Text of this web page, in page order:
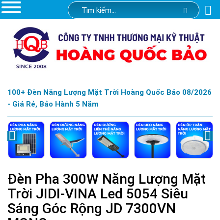
100+ Đèn Năng Lượng Mặt Trời Hoàng Quốc Bảo 08/2026
- Giá Rẻ, Bảo Hành 5 Năm
Đèn Pha 300W Năng Lượng Mặt
Trời JIDI-VINA Led 5054 Siêu
Sáng Góc Rộng JD 7300VN